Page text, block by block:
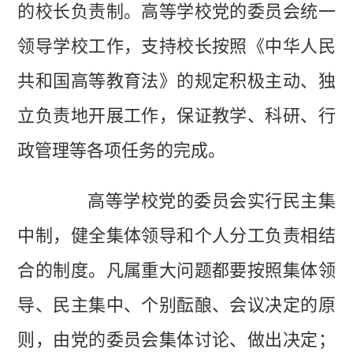
的校长负责制。高等学校党的委员会统一
领导学校工作，支持校长按照《中华人民
共和国高等教育法》的规定积极主动、独
立负责地开展工作，保证教学、科研、行
政管理等各项任务的完成。
高等学校党的委员会实行民主集
中制，健全集体领导和个人分工负责相结
合的制度。凡属重大问题都要按照集体领
导、民主集中、个别酝酿、会议决定的原
则，由党的委员会集体讨论、做出决定；